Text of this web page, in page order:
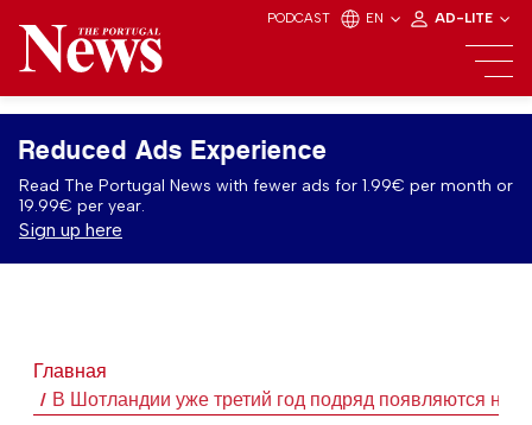
PODCAST EN AD-LITE
Reduced Ads Experience
Read The Portugal News with fewer ads for 1.99€ per month or
19.99€ per year.
Sign up here
Главная
В Шотландии уже третий год подряд появляются на